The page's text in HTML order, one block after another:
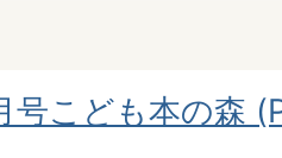
号こども本の森